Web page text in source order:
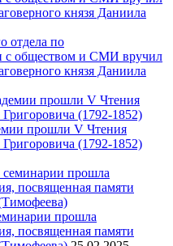
отдела по
с обществом и СМИ вручил
князя Даниила
прошли V Чтения
(1792-1852)
прошла
посвященная памяти